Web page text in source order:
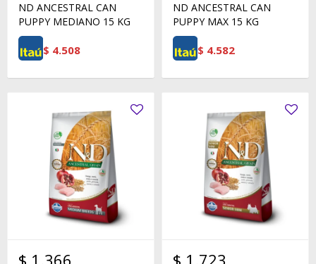
ND ANCESTRAL CAN
PUPPY MEDIANO 15 KG
$ 4.508
ND ANCESTRAL CAN
PUPPY MAX 15 KG
$ 4.582
$ 1.366 $ 1.723